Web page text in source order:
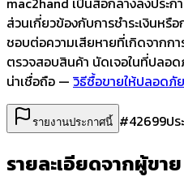
ส่วนเกี่ยวข้องกับการชำระเงินหรื
ชอบต่อความเสียหายที่เกิดจากก
ตรวจสอบสินค้า นัดเจอในที่ปลอ
น่าเชื่อถือ — วิธีซื้อขายให้ปลอดภัย
รายงานประกาศนี้ #42699ป
รายละเอียดจากผู้ขาย